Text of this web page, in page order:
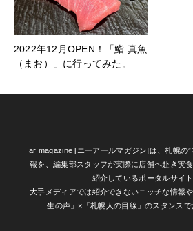
2022年12月OPEN！「鮨 真魚
（まお）」に行ってみた。
ar magazine [エーアールマガジン]は、札幌の
報を、編集部スタッフが実際に店舗へ赴き実
紹介しているポータルサイト
大手メディアでは紹介できないニッチな情報
生の声」×「札幌人の目線」のスタンスで